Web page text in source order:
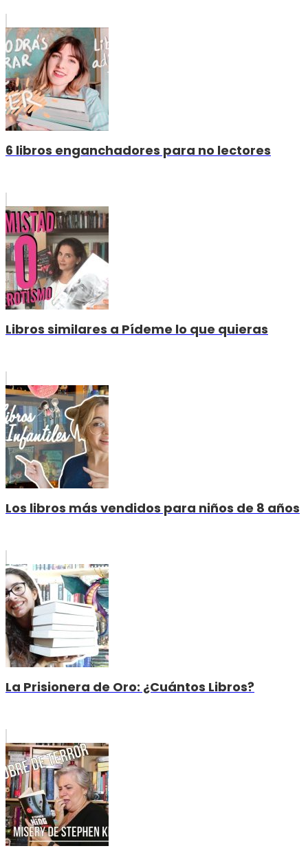
6 libros enganchadores para no lectores
Libros similares a Pídeme lo que quieras
Los libros más vendidos para niños de 8 años
La Prisionera de Oro: ¿Cuántos Libros?